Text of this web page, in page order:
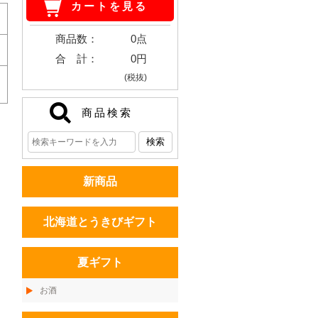
カートを見る
商品数：
0点
合 計：
0円
(税抜)
商品検索
新商品
北海道とうきびギフト
夏ギフト
お酒